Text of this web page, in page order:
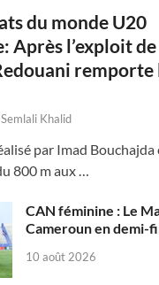
du monde U20
Après l’exploit
remporte
Semlali Khalid
par Imad
800 m aux …
CAN féminine : Le
Cameroun en demi-
10 août 2026